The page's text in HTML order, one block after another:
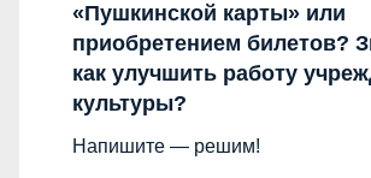
«Пушкинской карты» или
приобретением билетов?
как улучшить работу
культуры?
Напишите — решим!